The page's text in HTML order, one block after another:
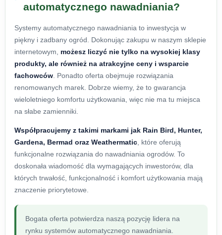
automatycznego nawadniania?
Systemy automatycznego nawadniania to inwestycja w
piękny i zadbany ogród. Dokonując zakupu w naszym sklepie
internetowym, możesz liczyć nie tylko na wysokiej klasy
produkty, ale również na atrakcyjne ceny i wsparcie
fachowców . Ponadto oferta obejmuje rozwiązania
renomowanych marek. Dobrze wiemy, że to gwarancja
wieloletniego komfortu użytkowania, więc nie ma tu miejsca
na słabe zamienniki.
Współpracujemy z takimi markami jak Rain Bird, Hunter,
Gardena, Bermad oraz Weathermatic , które oferują
funkcjonalne rozwiązania do nawadniania ogrodów. To
doskonała wiadomość dla wymagających inwestorów, dla
których trwałość, funkcjonalność i komfort użytkowania mają
znaczenie priorytetowe.
Bogata oferta potwierdza naszą pozycję lidera na
rynku systemów automatycznego nawadniania.